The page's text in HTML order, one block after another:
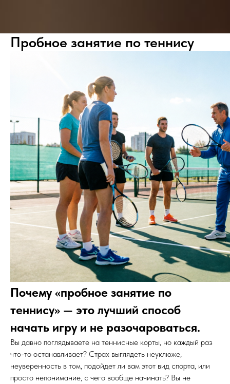
Пробное занятие по теннису
Почему «пробное занятие по
теннису» — это лучший способ
начать игру и не разочароваться.
Вы давно поглядываете на теннисные корты, но каждый раз
что-то останавливает? Страх выглядеть неуклюже,
неуверенность в том, подойдет ли вам этот вид спорта, или
просто непонимание, с чего вообще начинать? Вы не